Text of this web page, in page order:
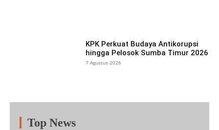
KPK Perkuat Budaya Antikorupsi
hingga Pelosok Sumba Timur 2026
7 Agustus 2026
Top News